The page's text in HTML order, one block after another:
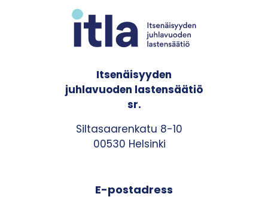
Itsenäisyyden
juhlavuoden lastensäätiö
sr.
Siltasaarenkatu 8-10
00530 Helsinki
E-postadress